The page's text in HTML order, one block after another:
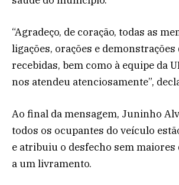
“Agradeço, de coração, todas as
ligações, orações e
recebidas, bem como à equipe da
nos atendeu atenciosamente”,
Ao final da mensagem, Juninho
todos os ocupantes do veículo
e atribuiu o desfecho sem maiores
a um livramento.